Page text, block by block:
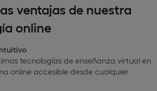
ventajas de nuestra
online
tecnologías de enseñanza virtual en
online accesible desde cualquier